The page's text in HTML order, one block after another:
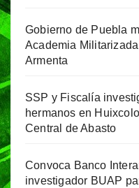
Gobierno de Puebla
Academia
Armenta
SSP y Fiscalía
hermanos en
Central de Abasto
Convoca Banco
investigador BUAP